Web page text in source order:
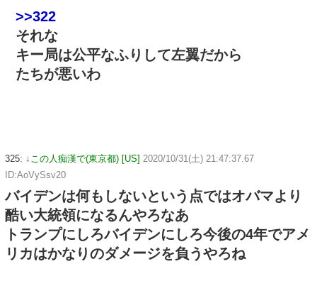
>>322
それな
キー局は公平なふりして左翼だから
たちが悪いわ
325: ↓この人痴漢で(東京都) [US] 2020/10/31(土) 21:47:37.67
ID:AoVySsv20
バイデンは何もしないという点ではオバマより
酷い大統領になるんやろなあ
トランプにしろバイデンにしろ今後の4年でアメ
リカはかなりのダメージを負うやろね